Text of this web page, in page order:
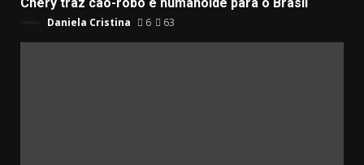
Daniela Cristina 6 63